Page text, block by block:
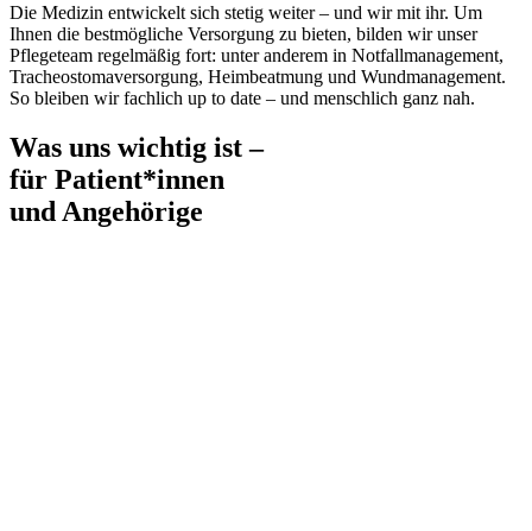
Die Medizin entwickelt sich stetig weiter – und wir mit ihr. Um
Ihnen die bestmögliche Versorgung zu bieten, bilden wir unser
Pflegeteam regelmäßig fort: unter anderem in Notfallmanagement,
Tracheostomaversorgung, Heimbeatmung und Wundmanagement.
So bleiben wir fachlich up to date – und menschlich ganz nah.
Was uns wichtig ist –
für Patient*innen
und Angehörige